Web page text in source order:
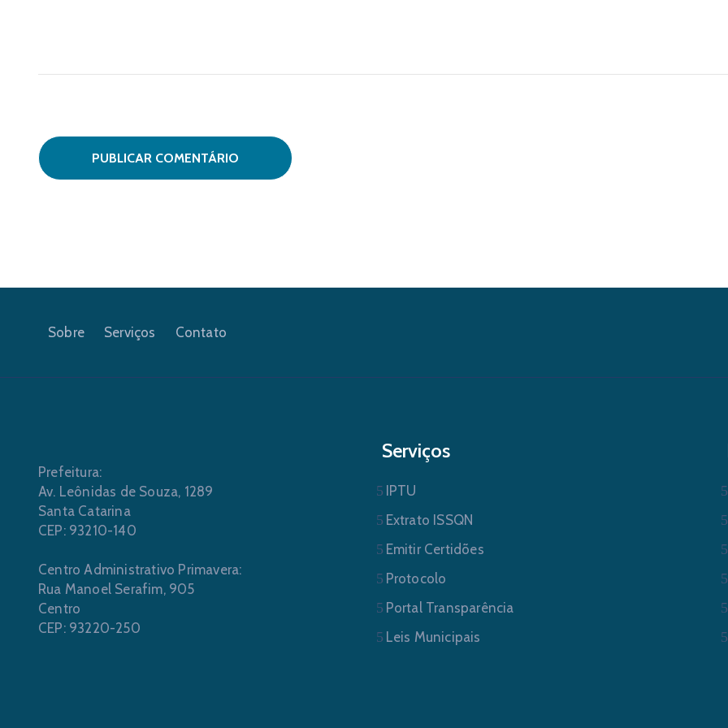
Sobre Serviços Contato
Prefeitura:
Av. Leônidas de Souza, 1289
Santa Catarina
CEP: 93210-140
Centro Administrativo Primavera:
Rua Manoel Serafim, 905
Centro
CEP: 93220-250
Serviços
IPTU
Extrato ISSQN
Emitir Certidões
Protocolo
Portal Transparência
Leis Municipais